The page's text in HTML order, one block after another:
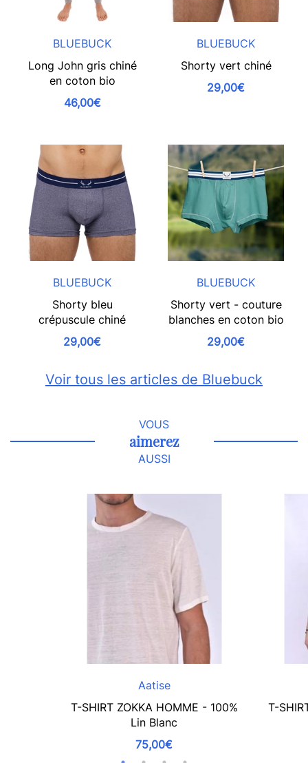
BLUEBUCK
Long John gris chiné
en coton bio
46,00€
BLUEBUCK
Shorty vert chiné
29,00€
BLUEBUCK
Shorty bleu
crépuscule chiné
29,00€
BLUEBUCK
Shorty vert - couture
blanches en coton bio
29,00€
Voir tous les articles de Bluebuck
VOUS
aimerez
AUSSI
Aatise
T-SHIRT ZOKKA HOMME - 100%
Lin Blanc
75,00€
T-